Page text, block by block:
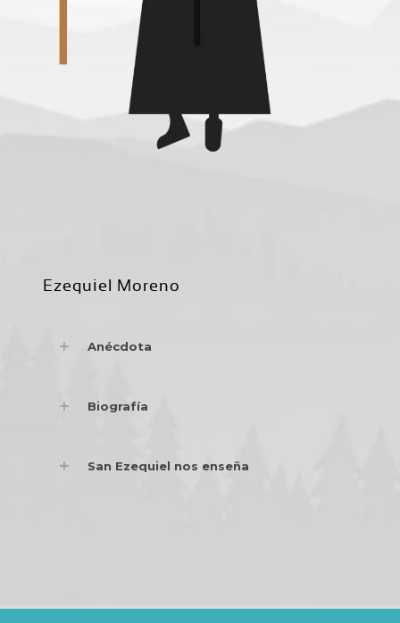
Ezequiel Moreno
Anécdota
Biografía
San Ezequiel nos enseña